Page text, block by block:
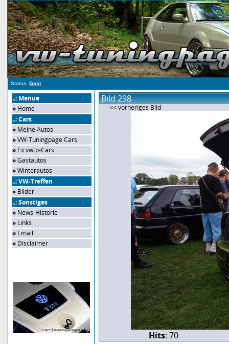
Status: Gast
..: Menue
» Home
..: Cars
» Meine Autos
»VW-Tuningpage Cars
» Ex vwtp-Cars
»Gastautos
»Winterautos
..: VW-Treffen
» Bilder
..: Sonstiges
» News-Historie
» Links
» Email
» Disclaimer
Bild 298
<< vorheriges Bild
Hits: 70